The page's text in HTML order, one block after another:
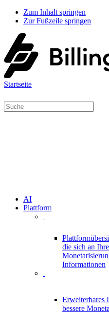
Zum Inhalt springen
Zur Fußzeile springen
Startseite
AI
Plattform
die sich an
Informationen
Erweiterbares
bessere